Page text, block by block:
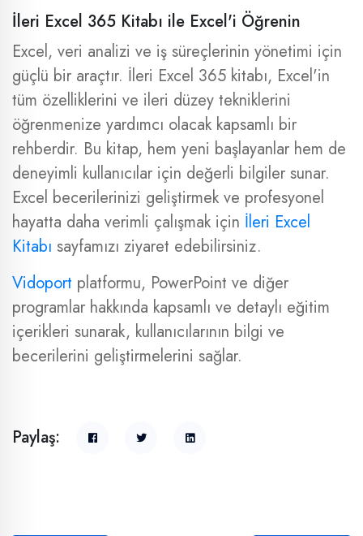
İleri Excel 365 Kitabı ile Excel'i Öğrenin
Excel, veri analizi ve iş süreçlerinin yönetimi için
güçlü bir araçtır. İleri Excel 365 kitabı, Excel'in
tüm özelliklerini ve ileri düzey tekniklerini
öğrenmenize yardımcı olacak kapsamlı bir
rehberdir. Bu kitap, hem yeni başlayanlar hem de
deneyimli kullanıcılar için değerli bilgiler sunar.
Excel becerilerinizi geliştirmek ve profesyonel
hayatta daha verimli çalışmak için İleri Excel
Kitabı sayfamızı ziyaret edebilirsiniz.
Vidoport platformu, PowerPoint ve diğer
programlar hakkında kapsamlı ve detaylı eğitim
içerikleri sunarak, kullanıcılarının bilgi ve
becerilerini geliştirmelerini sağlar.
Paylaş: